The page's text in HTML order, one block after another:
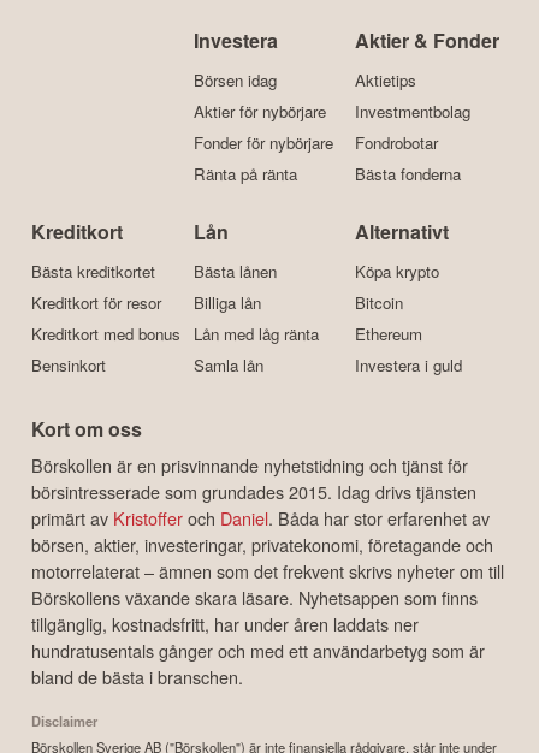
Investera
Börsen idag
Aktier för nybörjare
Fonder för nybörjare
Ränta på ränta
Aktier & Fonder
Aktietips
Investmentbolag
Fondrobotar
Bästa fonderna
Kreditkort
Bästa kreditkortet
Kreditkort för resor
Kreditkort med bonus
Bensinkort
Lån
Bästa lånen
Billiga lån
Lån med låg ränta
Samla lån
Alternativt
Köpa krypto
Bitcoin
Ethereum
Investera i guld
Kort om oss
Börskollen är en prisvinnande nyhetstidning och tjänst för
börsintresserade som grundades 2015. Idag drivs tjänsten
primärt av Kristofferoch Daniel. Båda har stor erfarenhet av
börsen, aktier, investeringar, privatekonomi, företagande och
motorrelaterat – ämnen som det frekvent skrivs nyheter om till
Börskollens växande skara läsare. Nyhetsappen som finns
tillgänglig, kostnadsfritt, har under åren laddats ner
hundratusentals gånger och med ett användarbetyg som är
bland de bästa i branschen.
Disclaimer
Börskollen Sverige AB ("Börskollen") är inte finansiella rådgivare, står inte under